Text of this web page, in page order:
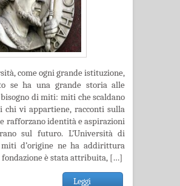
come ogni grande istituzione,
se ha una grande storia alle
di miti: miti che scaldano
chi vi appartiene, racconti sulla
rafforzano identità e aspirazioni
sul futuro. L’Università di
d’origine ne ha addirittura
fondazione è stata attribuita, […]
Leggi